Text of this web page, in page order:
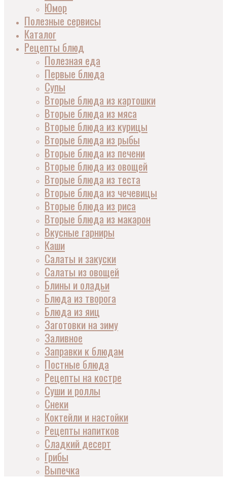
Юмор
Полезные сервисы
Каталог
Рецепты блюд
Полезная еда
Первые блюда
Супы
Вторые блюда из картошки
Вторые блюда из мяса
Вторые блюда из курицы
Вторые блюда из рыбы
Вторые блюда из печени
Вторые блюда из овощей
Вторые блюда из теста
Вторые блюда из чечевицы
Вторые блюда из риса
Вторые блюда из макарон
Вкусные гарниры
Каши
Салаты и закуски
Салаты из овощей
Блины и оладьи
Блюда из творога
Блюда из яиц
Заготовки на зиму
Заливное
Заправки к блюдам
Постные блюда
Рецепты на костре
Суши и роллы
Снеки
Коктейли и настойки
Рецепты напитков
Сладкий десерт
Грибы
Выпечка